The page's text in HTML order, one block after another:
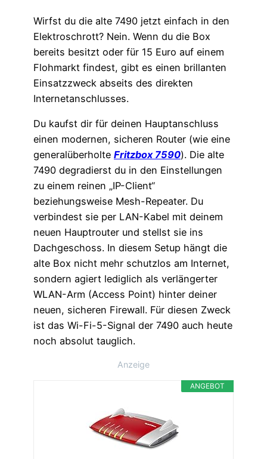
Wirfst du die alte 7490 jetzt einfach in den
Elektroschrott? Nein. Wenn du die Box
bereits besitzt oder für 15 Euro auf einem
Flohmarkt findest, gibt es einen brillanten
Einsatzzweck abseits des direkten
Internetanschlusses.
Du kaufst dir für deinen Hauptanschluss
einen modernen, sicheren Router (wie eine
generalüberholte Fritzbox 7590). Die alte
7490 degradierst du in den Einstellungen
zu einem reinen „IP-Client“
beziehungsweise Mesh-Repeater. Du
verbindest sie per LAN-Kabel mit deinem
neuen Hauptrouter und stellst sie ins
Dachgeschoss. In diesem Setup hängt die
alte Box nicht mehr schutzlos am Internet,
sondern agiert lediglich als verlängerter
WLAN-Arm (Access Point) hinter deiner
neuen, sicheren Firewall. Für diesen Zweck
ist das Wi-Fi-5-Signal der 7490 auch heute
noch absolut tauglich.
Anzeige
ANGEBOT